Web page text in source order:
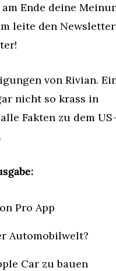
Ende deine
leite den
von Rivian.
nicht so krass in
Fakten zu dem
Pro App
Automobilwelt?
Car zu bauen